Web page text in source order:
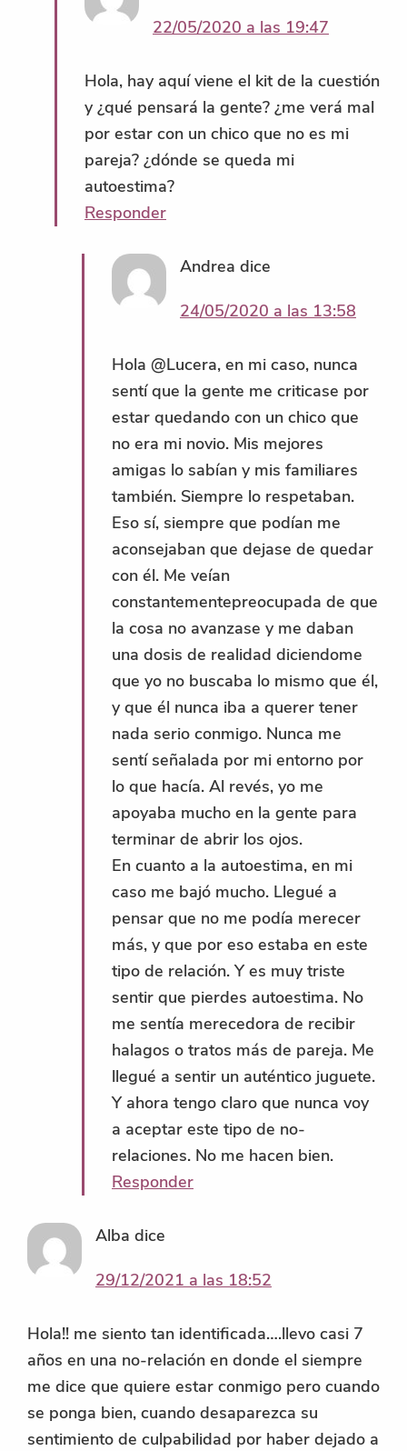
22/05/2020 a las 19:47
Hola, hay aquí viene el kit de la cuestión
y ¿qué pensará la gente? ¿me verá mal
por estar con un chico que no es mi
pareja? ¿dónde se queda mi
autoestima?
Responder
Andrea dice
24/05/2020 a las 13:58
Hola @Lucera, en mi caso, nunca
sentí que la gente me criticase por
estar quedando con un chico que
no era mi novio. Mis mejores
amigas lo sabían y mis familiares
también. Siempre lo respetaban.
Eso sí, siempre que podían me
aconsejaban que dejase de quedar
con él. Me veían
constantementepreocupada de que
la cosa no avanzase y me daban
una dosis de realidad diciendome
que yo no buscaba lo mismo que él,
y que él nunca iba a querer tener
nada serio conmigo. Nunca me
sentí señalada por mi entorno por
lo que hacía. Al revés, yo me
apoyaba mucho en la gente para
terminar de abrir los ojos.
En cuanto a la autoestima, en mi
caso me bajó mucho. Llegué a
pensar que no me podía merecer
más, y que por eso estaba en este
tipo de relación. Y es muy triste
sentir que pierdes autoestima. No
me sentía merecedora de recibir
halagos o tratos más de pareja. Me
llegué a sentir un auténtico juguete.
Y ahora tengo claro que nunca voy
a aceptar este tipo de no-
relaciones. No me hacen bien.
Responder
Alba dice
29/12/2021 a las 18:52
Hola!! me siento tan identificada….llevo casi 7
años en una no-relación en donde el siempre
me dice que quiere estar conmigo pero cuando
se ponga bien, cuando desaparezca su
sentimiento de culpabilidad por haber dejado a